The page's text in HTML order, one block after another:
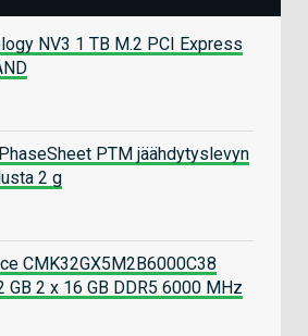
NV3 1 TB M.2 PCI Express
PTM jäähdytyslevyn
2 g
CMK32GX5M2B6000C38
2 x 16 GB DDR5 6000 MHz